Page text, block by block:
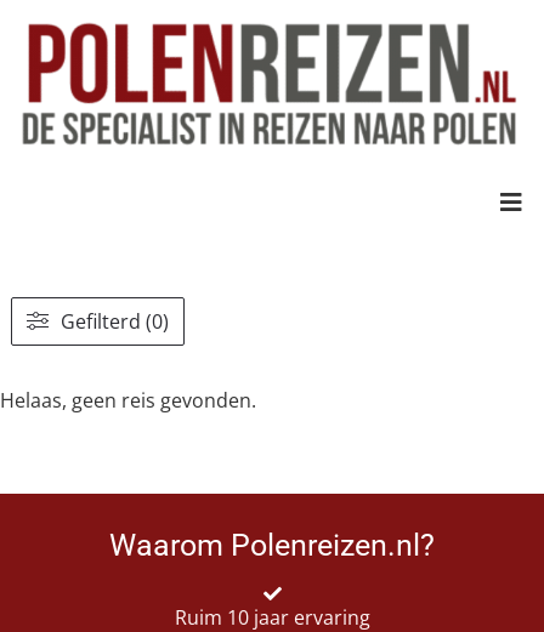
Gefilterd (0)
Helaas, geen reis gevonden.
Waarom Polenreizen.nl?
Ruim 10 jaar ervaring